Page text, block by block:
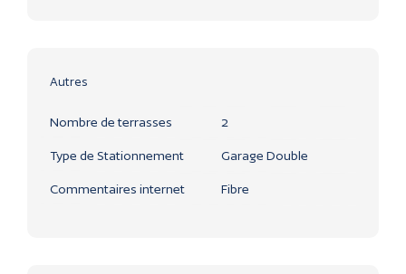
Autres
Nombre de terrasses 2
Type de Stationnement Garage Double
Commentaires internet Fibre